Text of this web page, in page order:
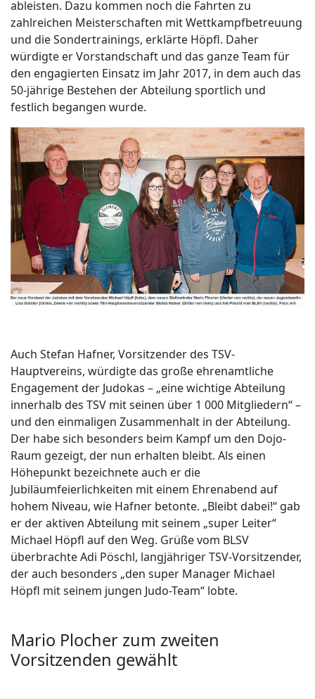
ableisten. Dazu kommen noch die Fahrten zu
zahlreichen Meisterschaften mit Wettkampfbetreuung
und die Sondertrainings, erklärte Höpfl. Daher
würdigte er Vorstandschaft und das ganze Team für
den engagierten Einsatz im Jahr 2017, in dem auch das
50-jährige Bestehen der Abteilung sportlich und
festlich begangen wurde.
Auch Stefan Hafner, Vorsitzender des TSV-
Hauptvereins, würdigte das große ehrenamtliche
Engagement der Judokas – „eine wichtige Abteilung
innerhalb des TSV mit seinen über 1 000 Mitgliedern“ –
und den einmaligen Zusammenhalt in der Abteilung.
Der habe sich besonders beim Kampf um den Dojo-
Raum gezeigt, der nun erhalten bleibt. Als einen
Höhepunkt bezeichnete auch er die
Jubiläumfeierlichkeiten mit einem Ehrenabend auf
hohem Niveau, wie Hafner betonte. „Bleibt dabei!“ gab
er der aktiven Abteilung mit seinem „super Leiter“
Michael Höpfl auf den Weg. Grüße vom BLSV
überbrachte Adi Pöschl, langjähriger TSV-Vorsitzender,
der auch besonders „den super Manager Michael
Höpfl mit seinem jungen Judo-Team“ lobte.
Mario Plocher zum zweiten
Vorsitzenden gewählt